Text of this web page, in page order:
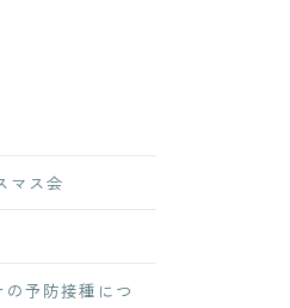
マス会
予防接種につ